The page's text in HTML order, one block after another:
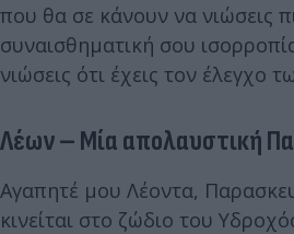
που θα σε κάνουν να νιώσεις
συναισθηματική σου
νιώσεις ότι έχεις τον έλεγχο
Λέων – Μία απολαυστική
Αγαπητέ μου Λέοντα,
κινείται στο ζώδιο του